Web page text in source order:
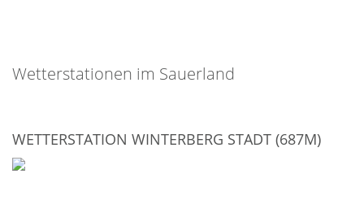
Wetterstationen im Sauerland
WETTERSTATION WINTERBERG STADT (687M)